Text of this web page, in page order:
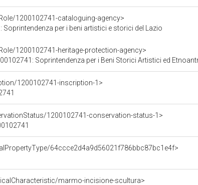
1200102741-cataloguing-agency>
Soprintendenza per i beni artistici e storici del Lazio
1200102741-heritage-protection-agency>
Soprintendenza per i Beni Storici Artistici ed
1200102741-inscription-1>
1200102741-conservation-status-1>
64ccce2d4a9d56021f786bbc87bc1e4f>
marmo-incisione-scultura>